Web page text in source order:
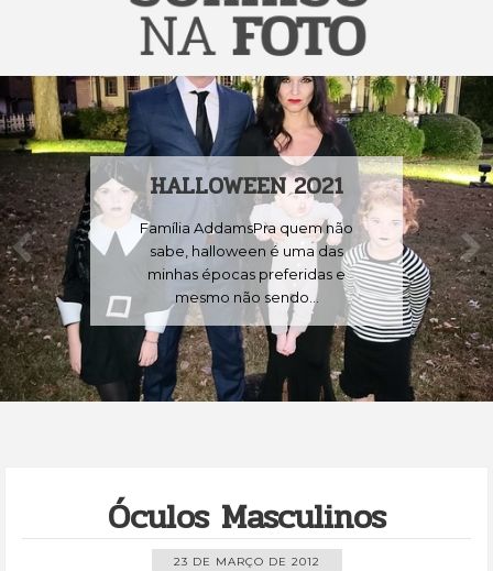
HALLOWEEN 2021
Família AddamsPra quem não
sabe, halloween é uma das
minhas épocas preferidas e
mesmo não sendo...
Óculos Masculinos
23 DE MARÇO DE 2012